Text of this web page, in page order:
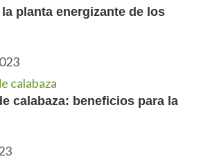
planta energizante de los
calabaza: beneficios para la